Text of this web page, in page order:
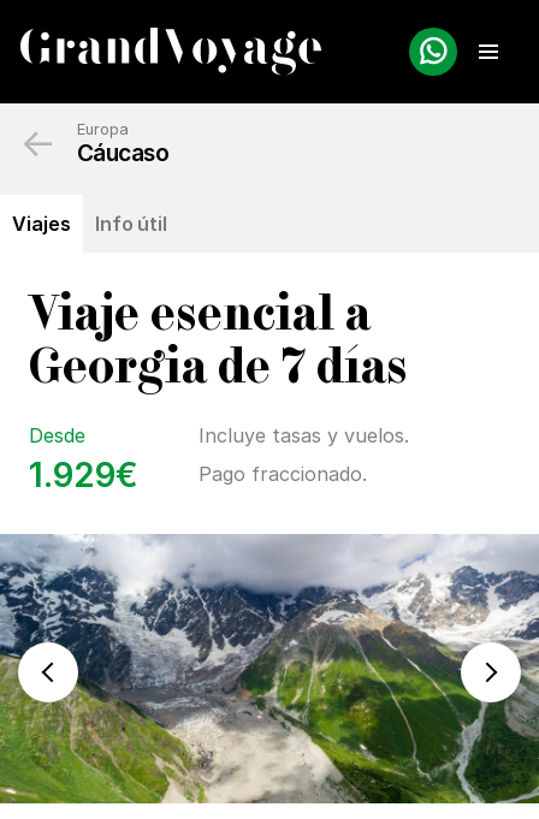
Europa
Cáucaso
Viajes Info útil
←
Viaje esencial a
Georgia de 7 días
Desde
1.929€
Incluye tasas y vuelos.
Pago fraccionado.